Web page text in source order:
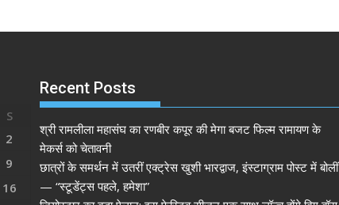
S
2
9
16
Recent Posts
श्री रामलीला महासंघ का रणबीर कपूर की मेगा बजट फिल्म रामायण के
मेकर्स को चेतावनी
छात्रों के समर्थन में उतरीं एक्ट्रेस खुशी भारद्वाज, इंस्टाग्राम पोस्ट में बोलीं
— “स्टूडेंट्स पहले, हमेशा”